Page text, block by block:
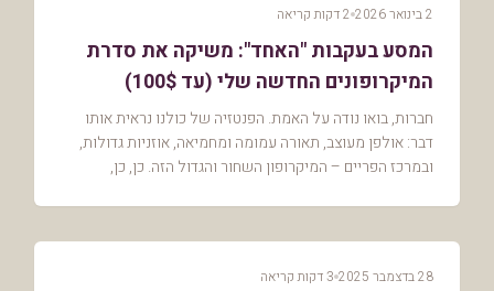
2 בינואר 2026 2 דקות קריאה
המסע בעקבות "האחד": משיקה את סדרת
המיקרופונים החדשה שלי (עד 100$)
חברות, בואו נודה על האמת. הפנטזיה של כולנו נראית אותו
דבר: אולפן מעוצב, תאורה עמומה ומחמיאה, אוזניות גדולות,
ובמרכז הפריים – המיקרופון השחור והגדול הזה. כן, כן,
28 בדצמבר 2025 3 דקות קריאה